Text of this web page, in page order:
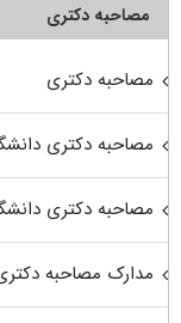
مصاحبه دکتری
مصاحبه دکتری
مصاحبه دکتری
مصاحبه دکتری
مدارک مصاحبه